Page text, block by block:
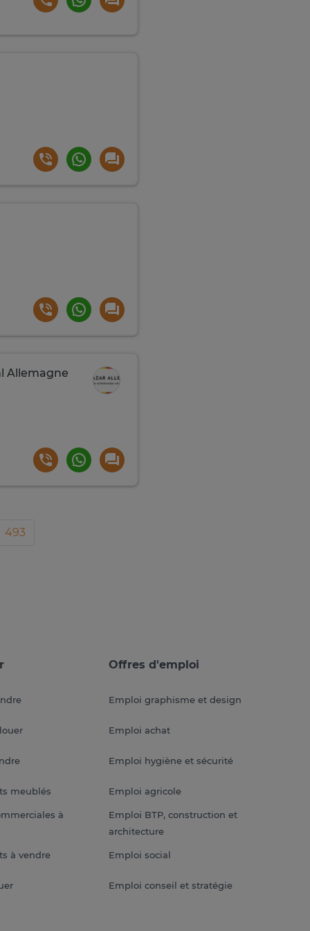
Allemagne
493
meublés
à
à vendre
Offres d'emploi
Emploi graphisme et design
Emploi achat
Emploi hygiène et sécurité
Emploi agricole
Emploi BTP, construction et
architecture
Emploi social
Emploi conseil et stratégie